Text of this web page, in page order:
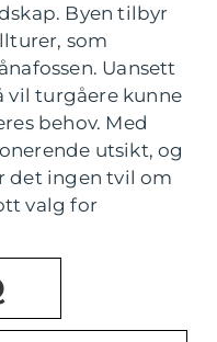
Byen tilbyr
som
Uansett
vil turgåere kunne
behov. Med
utsikt, og
det ingen tvil om
valg for